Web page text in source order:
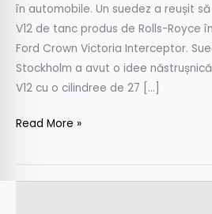
în automobile. Un suedez a reușit
V12 de tanc produs de Rolls-Royce
Ford Crown Victoria Interceptor.
Stockholm a avut o idee
V12 cu o cilindree de 27 […]
Read More »